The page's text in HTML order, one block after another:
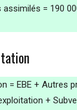
= 190
= EBE + Autres
+